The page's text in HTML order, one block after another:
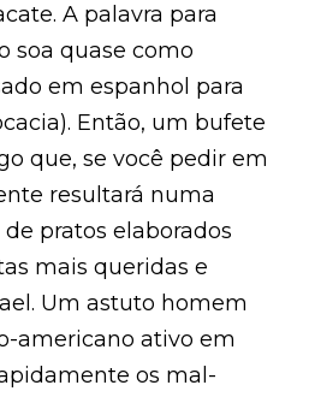
A palavra para
soa quase como
em espanhol para
Então, um bufete
que, se você pedir em
resultará numa
pratos elaborados
mais queridas e
Um astuto homem
americano ativo em
os mal-